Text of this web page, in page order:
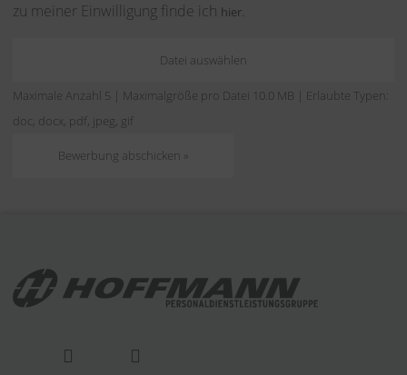
zu meiner Einwilligung finde ich hier.
Datei auswählen
Maximale Anzahl 5 | Maximalgröße pro Datei 10.0 MB | Erlaubte Typen:
doc, docx, pdf, jpeg, gif